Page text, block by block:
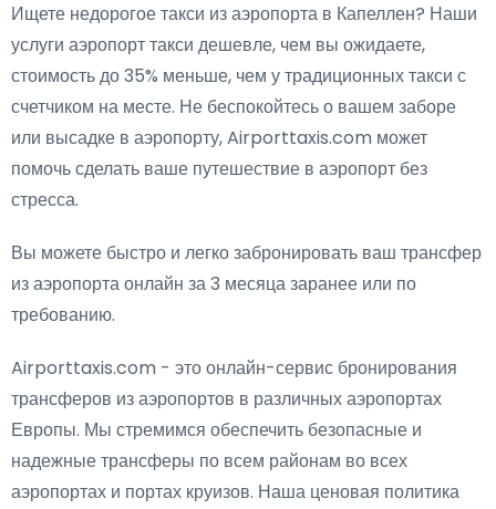
Ищете недорогое такси из аэропорта в Капеллен? Наши
услуги аэропорт такси дешевле, чем вы ожидаете,
стоимость до 35% меньше, чем у традиционных такси с
счетчиком на месте. Не беспокойтесь о вашем заборе
или высадке в аэропорту, Airporttaxis.com может
помочь сделать ваше путешествие в аэропорт без
стресса.
Вы можете быстро и легко забронировать ваш трансфер
из аэропорта онлайн за 3 месяца заранее или по
требованию.
Airporttaxis.com - это онлайн-сервис бронирования
трансферов из аэропортов в различных аэропортах
Европы. Мы стремимся обеспечить безопасные и
надежные трансферы по всем районам во всех
аэропортах и портах круизов. Наша ценовая политика